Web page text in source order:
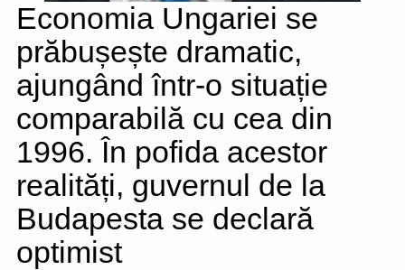
Economia Ungariei se
prăbușește dramatic,
ajungând într-o situație
comparabilă cu cea din
1996. În pofida acestor
realități, guvernul de la
Budapesta se declară
optimist